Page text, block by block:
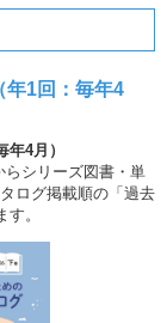
年1回：毎年4
4月）
らシリーズ図書・単
ログ掲載順の「過去
。